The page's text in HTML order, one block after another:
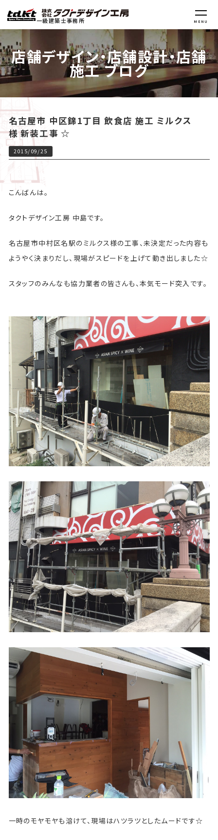
一級建築士事務所 MENU
店舗デザイン・店舗設計・店舗
施工 ブログ
名古屋市 中区錦1丁目 飲食店 施工 ミルクス
様 新装工事 ☆
2015/09/25
こんばんは。
タクトデザイン工房 中島です。
名古屋市中村区名駅のミルクス様の工事、未決定だった内容も
ようやく決まりだし、現場がスピードを上げて動き出しました☆
スタッフのみんなも協力業者の皆さんも、本気モード突入です。
一時のモヤモヤも溶けて、現場はハツラツとしたムードです☆